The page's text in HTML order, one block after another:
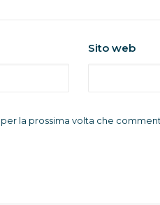
Sito web
la prossima volta che